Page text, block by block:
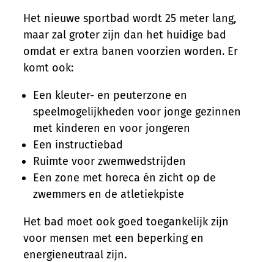
Het nieuwe sportbad wordt 25 meter lang,
maar zal groter zijn dan het huidige bad
omdat er extra banen voorzien worden. Er
komt ook:
Een kleuter- en peuterzone en
speelmogelijkheden voor jonge gezinnen
met kinderen en voor jongeren
Een instructiebad
Ruimte voor zwemwedstrijden
Een zone met horeca én zicht op de
zwemmers en de atletiekpiste
Het bad moet ook goed toegankelijk zijn
voor mensen met een beperking en
energieneutraal zijn.